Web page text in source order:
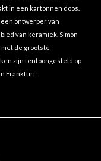
in een kartonnen doos.
een ontwerper van
van keramiek. Simon
de grootste
zijn tentoongesteld op
Frankfurt.